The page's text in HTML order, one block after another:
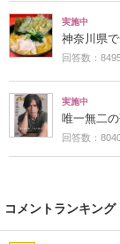
実施中
神奈川県
回答数：
実施中
唯一無二
回答数：
コメントランキング